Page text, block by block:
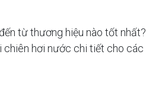
từ thương hiệu nào tốt nhất?
chiên hơi nước chi tiết cho các